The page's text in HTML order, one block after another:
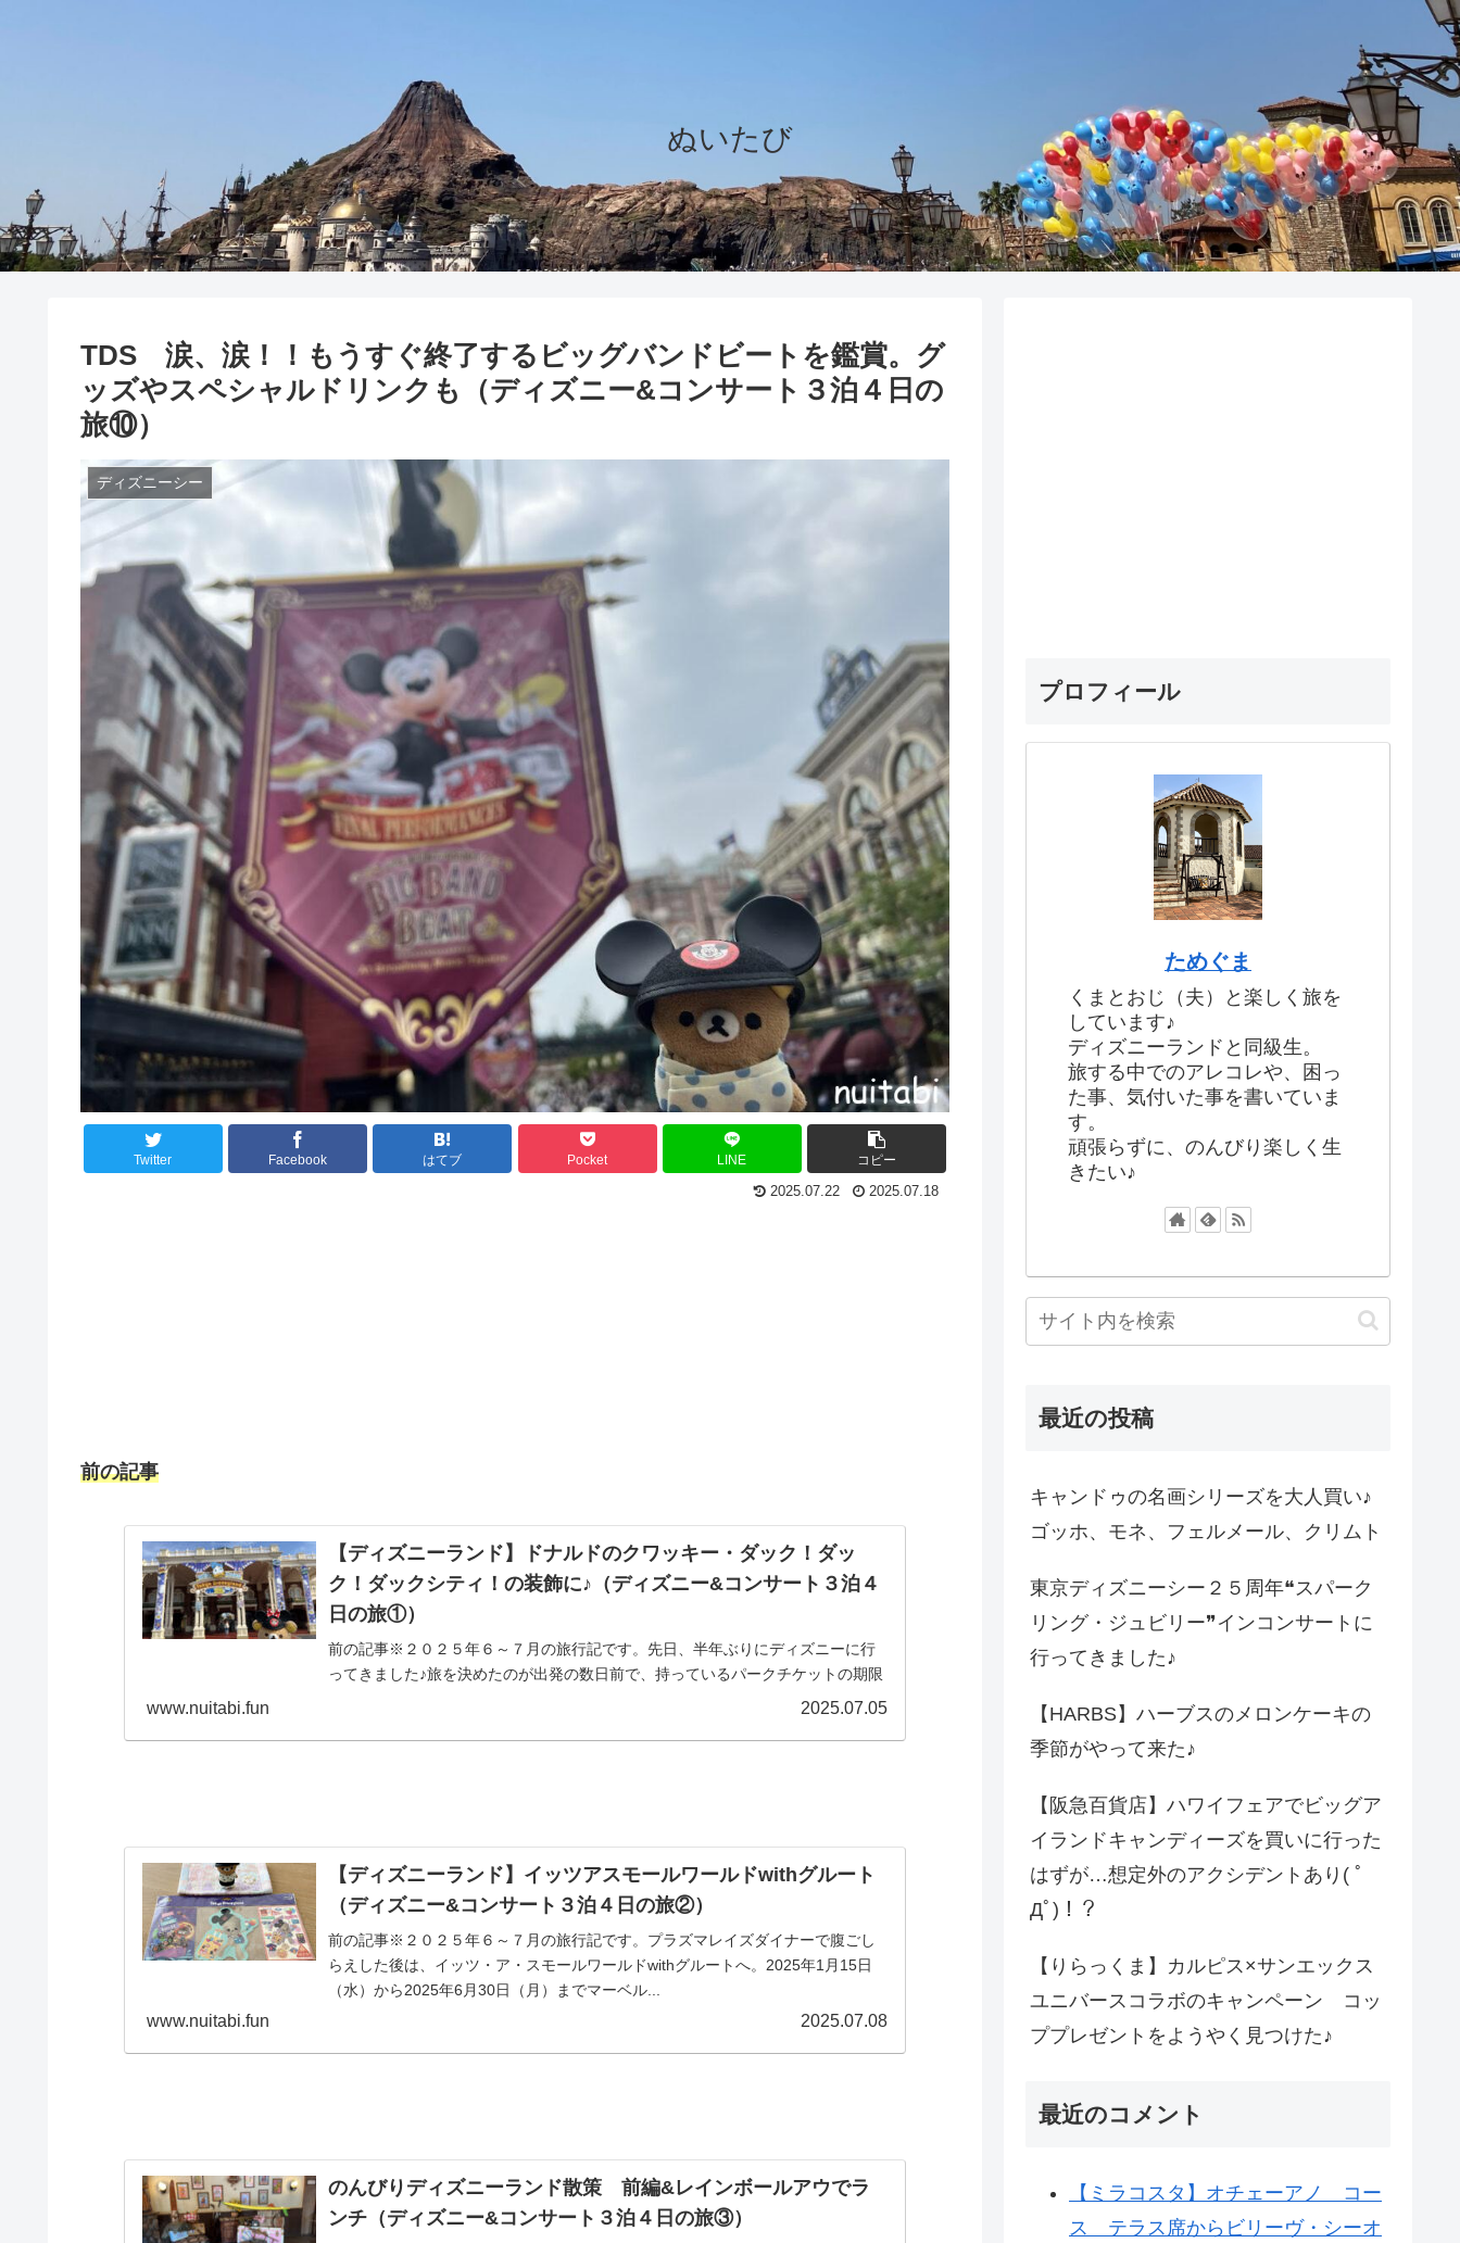
ぬいたび
TDS 涙、涙！！もうすぐ終了するビッグバンドビートを鑑賞。グ
ッズやスペシャルドリンクも（ディズニー&コンサート３泊４日の
旅⑩）
ディズニーシー
Twitter Facebook はてブ Pocket LINE コピー
2025.07.22 2025.07.18
前の記事
【ディズニーランド】ドナルドのクワッキー・ダック！ダッ
ク！ダックシティ！の装飾に♪（ディズニー&コンサート３泊４
日の旅①）
前の記事※２０２５年６～７月の旅行記です。先日、半年ぶりにディズニーに行
ってきました♪旅を決めたのが出発の数日前で、持っているパークチケットの期限
www.nuitabi.fun 2025.07.05
【ディズニーランド】イッツアスモールワールドwithグルート
（ディズニー&コンサート３泊４日の旅②）
前の記事※２０２５年６～７月の旅行記です。プラズマレイズダイナーで腹ごし
らえした後は、イッツ・ア・スモールワールドwithグルートへ。2025年1月15日
（水）から2025年6月30日（月）までマーベル...
www.nuitabi.fun 2025.07.08
のんびりディズニーランド散策 前編&レインボールアウでラ
ンチ（ディズニー&コンサート３泊４日の旅③）
プロフィール
ためぐま
くまとおじ（夫）と楽しく旅を
しています♪
ディズニーランドと同級生。
旅する中でのアレコレや、困っ
た事、気付いた事を書いていま
す。
頑張らずに、のんびり楽しく生
きたい♪
最近の投稿
キャンドゥの名画シリーズを大人買い♪
ゴッホ、モネ、フェルメール、クリムト
東京ディズニーシー２５周年❝スパーク
リング・ジュビリー❞インコンサートに
行ってきました♪
【HARBS】ハーブスのメロンケーキの
季節がやって来た♪
【阪急百貨店】ハワイフェアでビッグア
イランドキャンディーズを買いに行った
はずが…想定外のアクシデントあり( ﾟ
Дﾟ)！？
【りらっくま】カルピス×サンエックス
ユニバースコラボのキャンペーン コッ
ププレゼントをようやく見つけた♪
最近のコメント
【ミラコスタ】オチェーアノ コー
ス テラス席からビリーヴ・シーオ